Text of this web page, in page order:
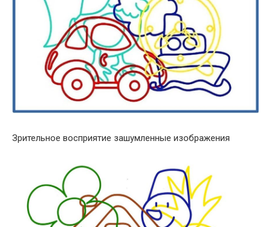
Зрительное восприятие зашумленные изображения